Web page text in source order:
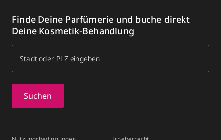
Finde Deine Parfümerie und buche direkt
Deine Kosmetik-Behandlung
Suchen